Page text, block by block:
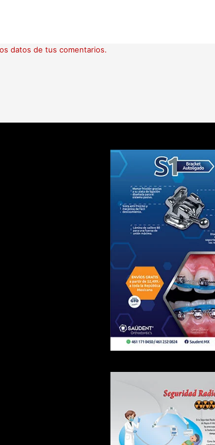
datos de tus comentarios.